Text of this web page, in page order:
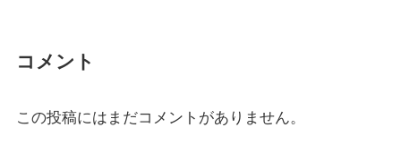
コメント
この投稿にはまだコメントがありません。